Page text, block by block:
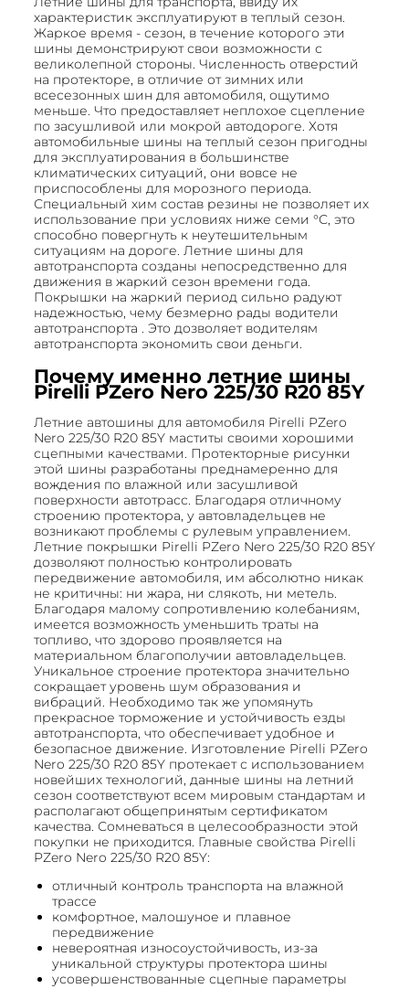
характеристик эксплуатируют в теплый сезон.
Жаркое время - сезон, в течение которого эти
шины демонстрируют свои возможности с
великолепной стороны. Численность отверстий
на протекторе, в отличие от зимних или
всесезонных шин для автомобиля, ощутимо
меньше. Что предоставляет неплохое сцепление
по засушливой или мокрой автодороге. Хотя
автомобильные шины на теплый сезон пригодны
для эксплуатирования в большинстве
климатических ситуаций, они вовсе не
приспособлены для морозного периода.
Специальный хим состав резины не позволяет их
использование при условиях ниже семи °С, это
способно повергнуть к неутешительным
ситуациям на дороге. Летние шины для
автотранспорта созданы непосредственно для
движения в жаркий сезон времени года.
Покрышки на жаркий период сильно радуют
надежностью, чему безмерно рады водители
автотранспорта . Это дозволяет водителям
автотранспорта экономить свои деньги.
Почему именно летние шины
Pirelli PZero Nero 225/30 R20 85Y
Летние автошины для автомобиля Pirelli PZero
Nero 225/30 R20 85Y маститы своими хорошими
сцепными качествами. Протекторные рисунки
этой шины разработаны преднамеренно для
вождения по влажной или засушливой
поверхности автотрасс. Благодаря отличному
строению протектора, у автовладельцев не
возникают проблемы с рулевым управлением.
Летние покрышки Pirelli PZero Nero 225/30 R20 85Y
дозволяют полностью контролировать
передвижение автомобиля, им абсолютно никак
не критичны: ни жара, ни слякоть, ни метель.
Благодаря малому сопротивлению колебаниям,
имеется возможность уменьшить траты на
топливо, что здорово проявляется на
материальном благополучии автовладельцев.
Уникальное строение протектора значительно
сокращает уровень шум образования и
вибраций. Необходимо так же упомянуть
прекрасное торможение и устойчивость езды
автотранспорта, что обеспечивает удобное и
безопасное движение. Изготовление Pirelli PZero
Nero 225/30 R20 85Y протекает с использованием
новейших технологий, данные шины на летний
сезон соответствуют всем мировым стандартам и
располагают общепринятым сертификатом
качества. Сомневаться в целесообразности этой
покупки не приходится. Главные свойства Pirelli
PZero Nero 225/30 R20 85Y:
отличный контроль транспорта на влажной
трассе
комфортное, малошуное и плавное
передвижение
невероятная износоустойчивость, из-за
уникальной структуры протектора шины
усовершенствованные сцепные параметры